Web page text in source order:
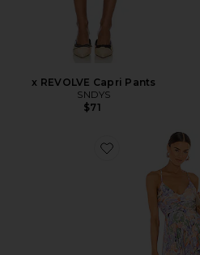
x REVOLVE Capri Pants
SNDYS
$71
Favorite Blythe Dress